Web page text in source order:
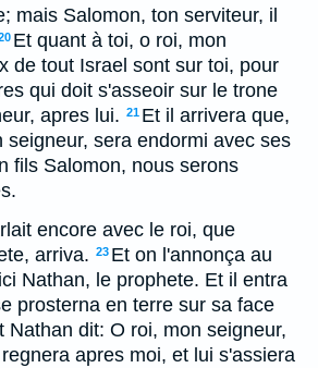
mais Salomon, ton serviteur, il
Et quant à toi, o roi, mon
de tout Israel sont sur toi, pour
qui doit s'asseoir sur le trone
apres lui. 21 Et il arrivera que,
seigneur, sera endormi avec ses
fils Salomon, nous serons
encore avec le roi, que
arriva. 23 Et on l'annonça au
Nathan, le prophete. Et il entra
prosterna en terre sur sa face
Nathan dit: O roi, mon seigneur,
apres moi, et lui s'assiera